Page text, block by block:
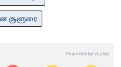
சூளுரை